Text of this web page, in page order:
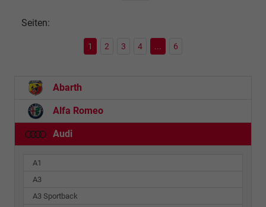
Seiten:
1 2 3 4 ... 6
Abarth
Alfa Romeo
Audi
A1
A3
A3 Sportback